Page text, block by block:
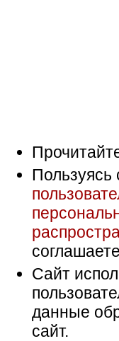
Пользуясь
Сайт
данные
сайт.